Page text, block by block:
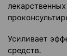
Усиливает
средств.